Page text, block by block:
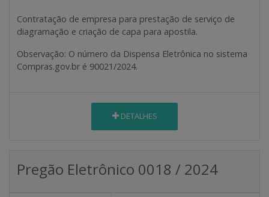
Contratação de empresa para prestação de serviço de
diagramação e criação de capa para apostila.
Observação: O número da Dispensa Eletrônica no sistema
Compras.gov.br é 90021/2024.
DETALHES
Pregão Eletrônico 0018 / 2024